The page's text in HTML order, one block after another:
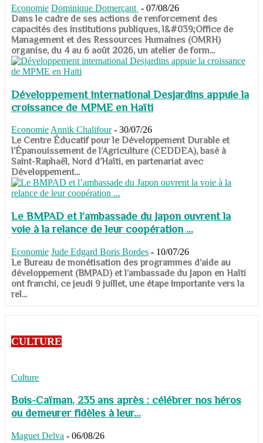
Economie Dominique Domerçant - 07/08/26
Dans le cadre de ses actions de renforcement des
capacités des institutions publiques, l&#039;Office de
Management et des Ressources Humaines (OMRH)
organise, du 4 au 6 août 2026, un atelier de form...
Développement international Desjardins appuie la
croissance de MPME en Haïti
Economie Annik Chalifour - 30/07/26
​​​​​​​Le Centre Éducatif pour le Développement Durable et
l’Épanouissement de l’Agriculture (CEDDEA), basé à
Saint-Raphaël, Nord d’Haïti, en partenariat avec
Développement...
Le BMPAD et l’ambassade du Japon ouvrent la
voie à la relance de leur coopération ...
Economie Jude Edgard Boris Bordes - 10/07/26
​​​​​​​Le Bureau de monétisation des programmes d’aide au
développement (BMPAD) et l’ambassade du Japon en Haïti
ont franchi, ce jeudi 9 juillet, une étape importante vers la
rel...
CULTURE
Culture
Bois-Caïman, 235 ans après : célébrer nos héros
ou demeurer fidèles à leur...
Maguet Delva - 06/08/26